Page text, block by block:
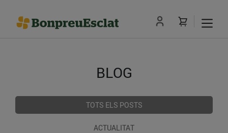
BLOG
TOTS ELS POSTS
ACTUALITAT